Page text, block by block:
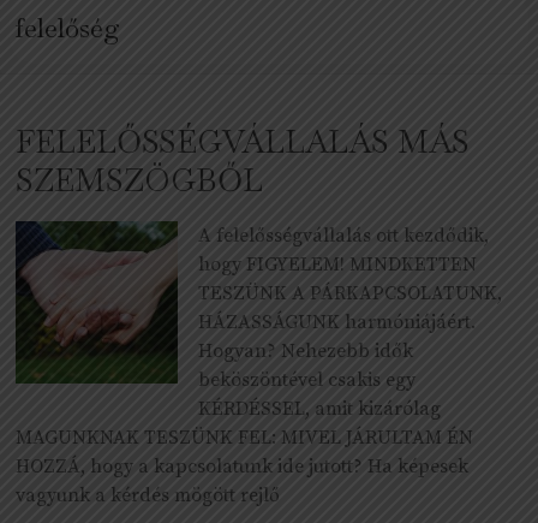
felelőség
FELELŐSSÉGVÁLLALÁS MÁS
SZEMSZÖGBŐL
A felelősségvállalás ott kezdődik,
hogy FIGYELEM! MINDKETTEN
TESZÜNK A PÁRKAPCSOLATUNK,
HÁZASSÁGUNK harmóniájáért.
Hogyan? Nehezebb idők
beköszöntével csakis egy
KÉRDÉSSEL, amit kizárólag
MAGUNKNAK TESZÜNK FEL: MIVEL JÁRULTAM ÉN
HOZZÁ, hogy a kapcsolatunk ide jutott? Ha képesek
vagyunk a kérdés mögött rejlő